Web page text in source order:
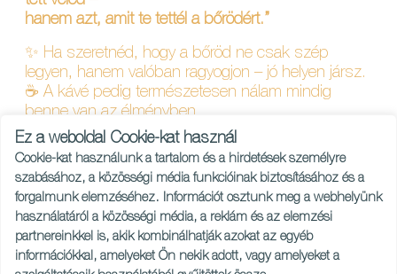
hanem azt, amit te tettél a bőrödért.”
✨ Ha szeretnéd, hogy a bőröd ne csak szép
legyen, hanem valóban ragyogjon – jó helyen jársz.
☕ A kávé pedig természetesen nálam mindig
benne van az élményben.
Szeretettel várlak a Timiage Kozmetikában,
Szentendrén!💖
Adatvédelmi és kezelési szabályzat
Ez a weboldal Cookie-kat használ
Cookie-kat használunk a tartalom és a hirdetések személyre
szabásához, a közösségi média funkcióinak biztosításához és a
forgalmunk elemzéséhez. Információt osztunk meg a webhelyünk
használatáról a közösségi média, a reklám és az elemzési
partnereinkkel is, akik kombinálhatják azokat az egyéb
információkkal, amelyeket Ön nekik adott, vagy amelyeket a